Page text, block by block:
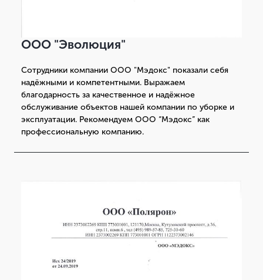
ООО "Эволюция"
Сотрудники компании ООО "Мэдокс" показали себя
надёжными и компетентными. Выражаем
благодарность за качественное и надёжное
обслуживание объектов нашей компании по уборке и
эксплуатации. Рекомендуем ООО “Мэдокс” как
профессиональную компанию.